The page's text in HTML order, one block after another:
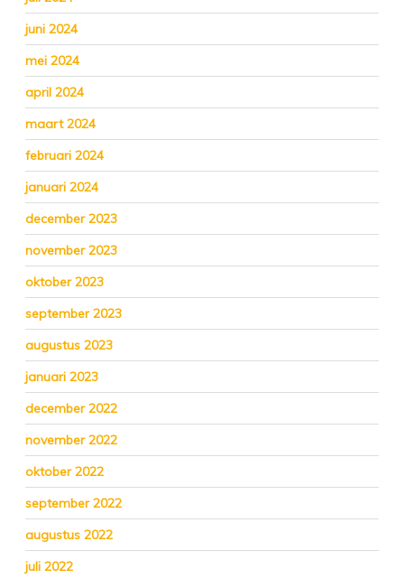
juni 2024
mei 2024
april 2024
maart 2024
februari 2024
januari 2024
december 2023
november 2023
oktober 2023
september 2023
augustus 2023
januari 2023
december 2022
november 2022
oktober 2022
september 2022
augustus 2022
juli 2022